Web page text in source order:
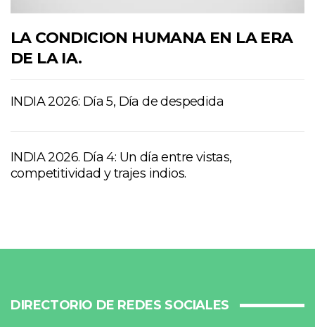
LA CONDICION HUMANA EN LA ERA
DE LA IA.
INDIA 2026: Día 5, Día de despedida
INDIA 2026. Día 4: Un día entre vistas,
competitividad y trajes indios.
DIRECTORIO DE REDES SOCIALES